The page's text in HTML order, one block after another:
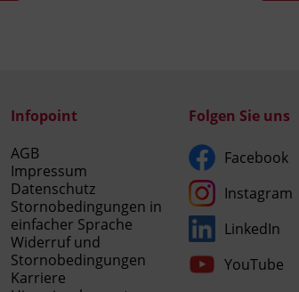
Infopoint
AGB
Impressum
Datenschutz
Stornobedingungen in
einfacher Sprache
Widerruf und
Stornobedingungen
Karriere
Folgen Sie uns
Facebook
Instagram
LinkedIn
YouTube